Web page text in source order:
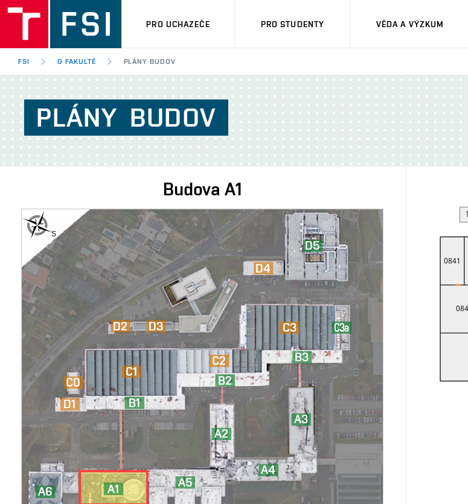
PRO UCHAZEČE PRO STUDENTY VĚDA A VÝZKUM
FSI O FAKULTĚ PLÁNY BUDOV
PLÁNY BUDOV
Budova A1
1